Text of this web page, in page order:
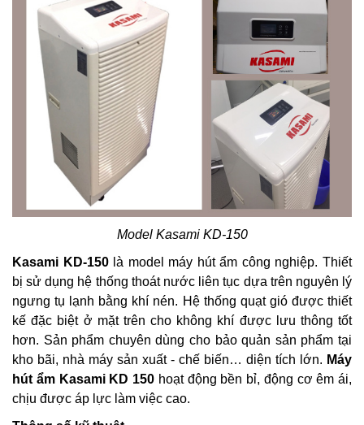
Model Kasami KD-150
Kasami KD-150 là model máy hút ẩm công nghiệp. Thiết
bị sử dụng hệ thống thoát nước liên tục dựa trên nguyên lý
ngưng tụ lạnh bằng khí nén. Hệ thống quạt gió được thiết
kế đặc biệt ở mặt trên cho không khí được lưu thông tốt
hơn. Sản phẩm chuyên dùng cho bảo quản sản phẩm tại
kho bãi, nhà máy sản xuất - chế biến… diện tích lớn. Máy
hút ẩm Kasami KD 150 hoạt động bền bỉ, động cơ êm ái,
chịu được áp lực làm việc cao.